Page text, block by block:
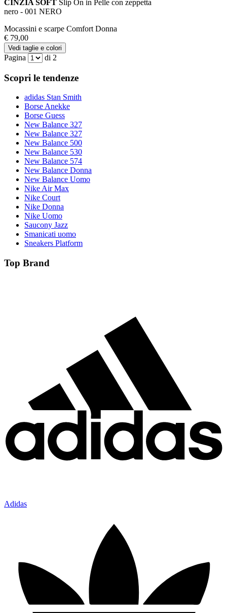
CINZIA SOFT Slip On in Pelle con zeppetta
nero - 001 NERO
Mocassini e scarpe Comfort Donna
€ 79,00
Vedi taglie e colori
Pagina di 2
Scopri le tendenze
adidas Stan Smith
Borse Anekke
Borse Guess
New Balance 327
New Balance 327
New Balance 500
New Balance 530
New Balance 574
New Balance Donna
New Balance Uomo
Nike Air Max
Nike Court
Nike Donna
Nike Uomo
Saucony Jazz
Smanicati uomo
Sneakers Platform
Top Brand
Adidas